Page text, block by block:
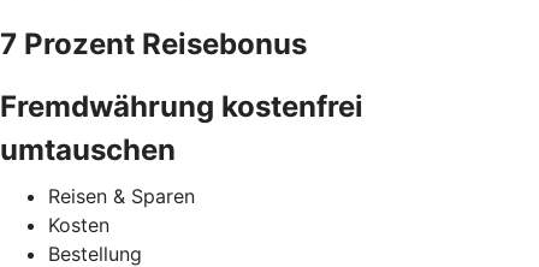
7 Prozent Reisebonus
Fremdwährung kostenfrei
umtauschen
Reisen & Sparen
Kosten
Bestellung